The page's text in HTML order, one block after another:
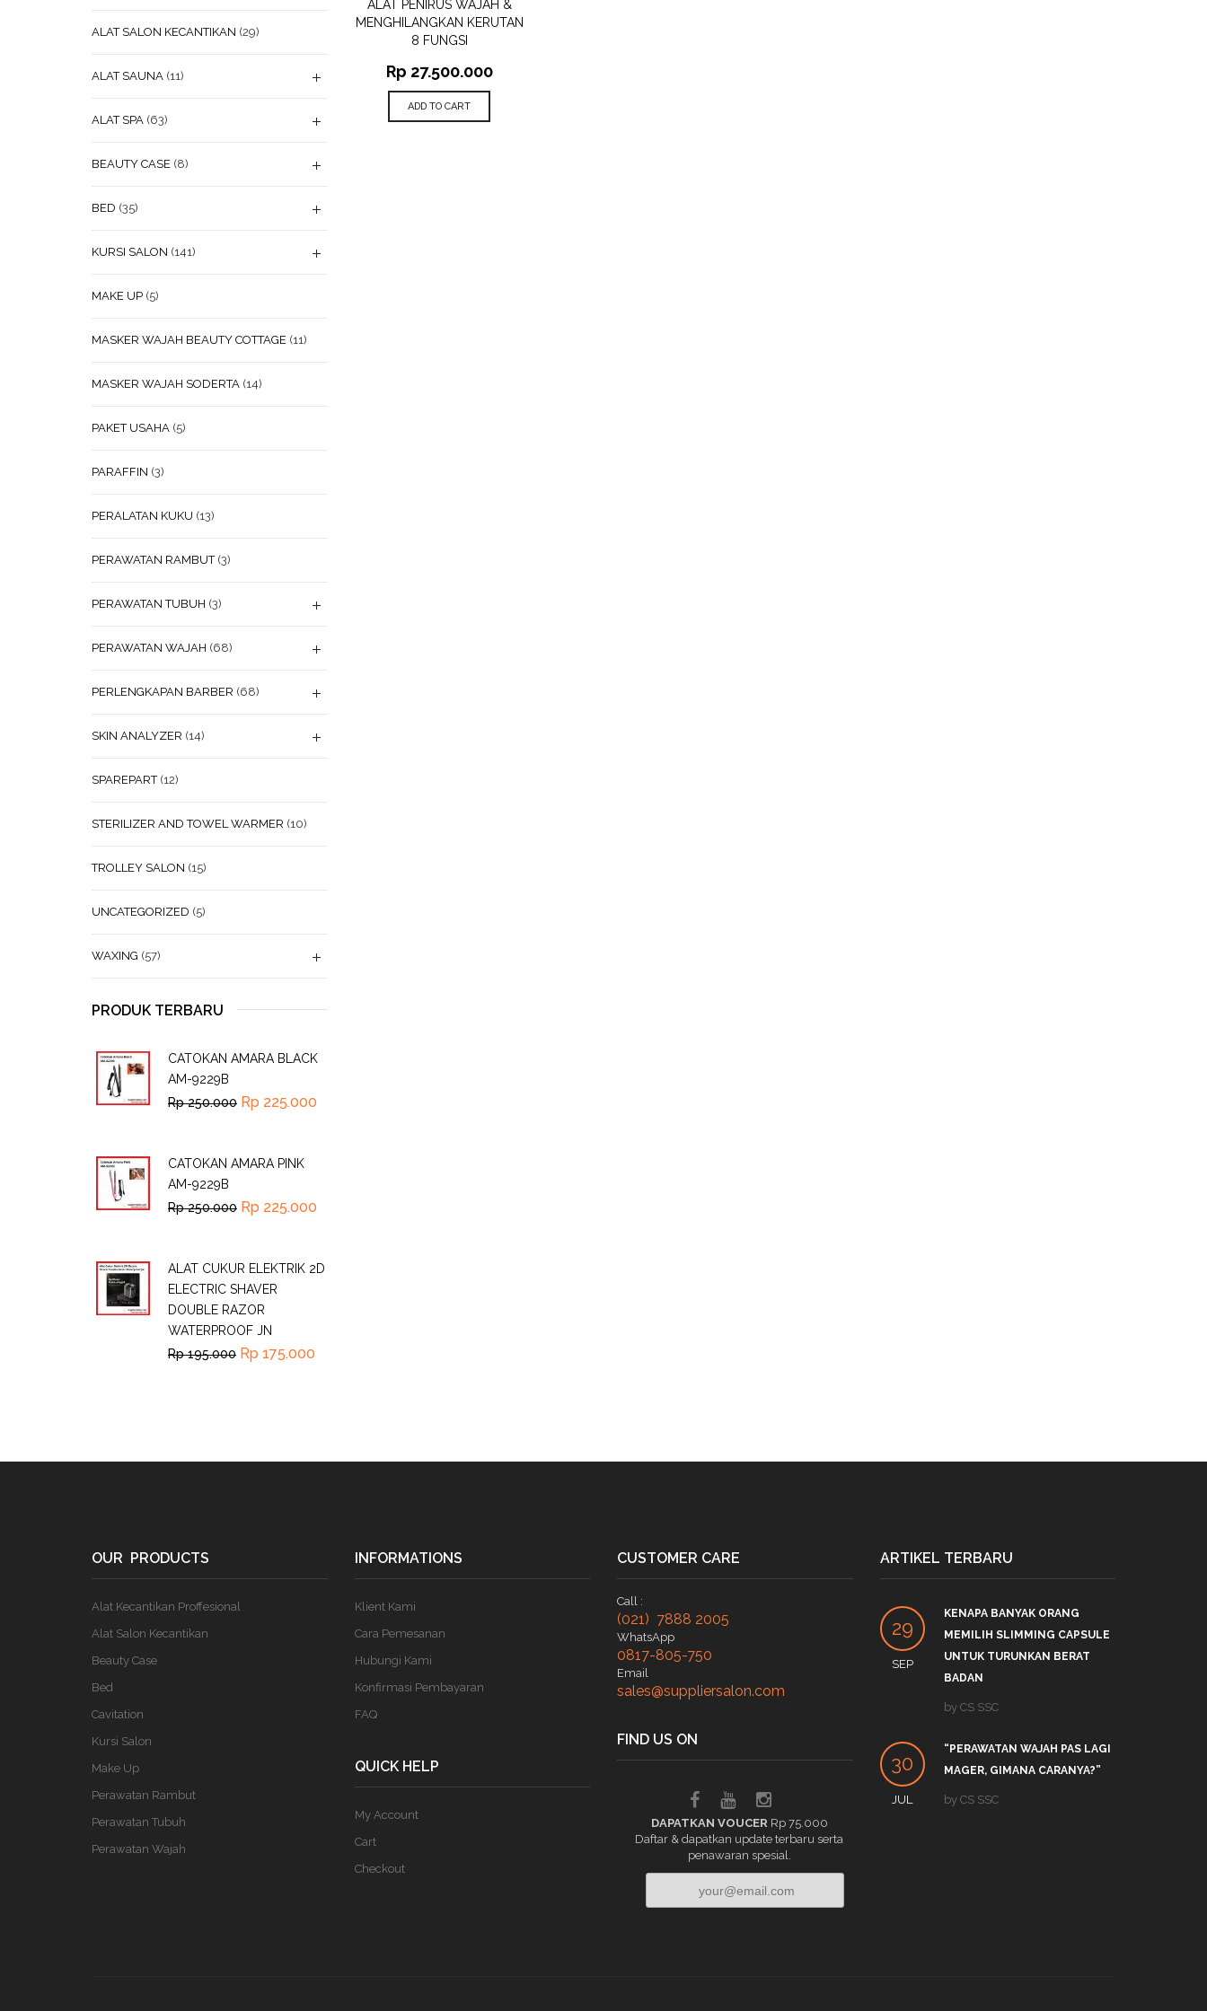
ALAT PENIRUS WAJAH &
MENGHILANGKAN KERUTAN
8 FUNGSI
Rp 27.500.000
ADD TO CART
ALAT SALON KECANTIKAN (29)
ALAT SAUNA (11)
ALAT SPA (63)
BEAUTY CASE (8)
BED (35)
KURSI SALON (141)
MAKE UP (5)
MASKER WAJAH BEAUTY COTTAGE (11)
MASKER WAJAH SODERTA (14)
PAKET USAHA (5)
PARAFFIN (3)
PERALATAN KUKU (13)
PERAWATAN RAMBUT (3)
PERAWATAN TUBUH (3)
PERAWATAN WAJAH (68)
PERLENGKAPAN BARBER (68)
SKIN ANALYZER (14)
SPAREPART (12)
STERILIZER AND TOWEL WARMER (10)
TROLLEY SALON (15)
UNCATEGORIZED (5)
WAXING (57)
PRODUK TERBARU
CATOKAN AMARA BLACK
AM-9229B
Rp250.000 Rp 225.000
CATOKAN AMARA PINK
AM-9229B
Rp250.000 Rp 225.000
ALAT CUKUR ELEKTRIK 2D
ELECTRIC SHAVER
DOUBLE RAZOR
WATERPROOF JN
Rp195.000 Rp 175.000
OUR PRODUCTS
Alat Kecantikan Proffesional
Alat Salon Kecantikan
Beauty Case
Bed
Cavitation
Kursi Salon
Make Up
Perawatan Rambut
Perawatan Tubuh
Perawatan Wajah
INFORMATIONS
Klient Kami
Cara Pemesanan
Hubungi Kami
Konfirmasi Pembayaran
FAQ
QUICK HELP
My Account
Cart
Checkout
CUSTOMER CARE
Call :
(021) 7888 2005
WhatsApp
0817-805-750
Email
sales@suppliersalon.com
FIND US ON
DAPATKAN VOUCER Rp 75.000
Daftar & dapatkan update terbaru serta
penawaran spesial.
ARTIKEL TERBARU
29
SEP
KENAPA BANYAK ORANG
MEMILIH SLIMMING CAPSULE
UNTUK TURUNKAN BERAT
BADAN
by CS SSC
30
JUL
“PERAWATAN WAJAH PAS LAGI
MAGER, GIMANA CARANYA?”
by CS SSC